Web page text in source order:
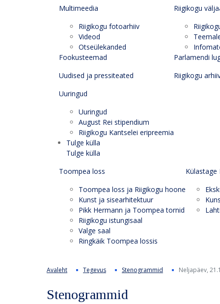
Multimeedia
Riigikogu fotoarhiiv
Videod
Otseülekanded
Fookusteemad
Uudised ja pressiteated
Uuringud
Uuringud
August Rei stipendium
Riigikogu Kantselei eripreemia
Riigikogu
Parlamendi
Riigikogu
Tulge külla
Tulge külla
Toompea loss
Toompea loss ja Riigikogu hoone
Kunst ja sisearhitektuur
Pikk Hermann ja Toompea tornid
Riigikogu istungisaal
Valge saal
Ringkäik Toompea lossis
Külastage
Avaleht Tegevus Stenogrammid Neljapäev,
Stenogrammid